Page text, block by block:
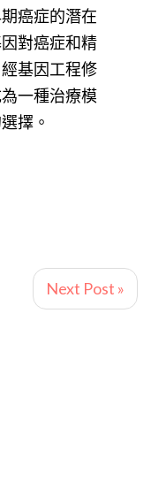
癌症的潛在
對癌症和精
基因工程修
一種治療模
擇。
Next Post »